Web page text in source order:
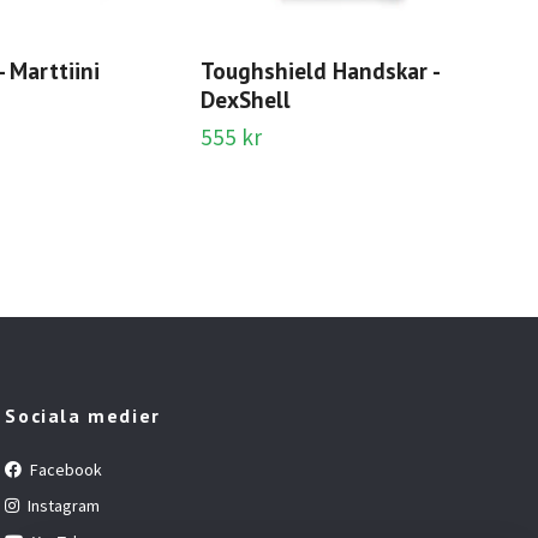
Marttiini
Toughshield Handskar -
DexShell
555 kr
Sociala medier
Facebook
Instagram